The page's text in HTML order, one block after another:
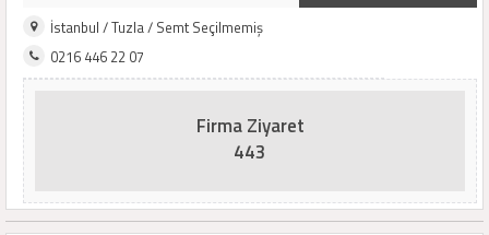
İstanbul / Tuzla / Semt Seçilmemiş
0216 446 22 07
Firma Ziyaret
443